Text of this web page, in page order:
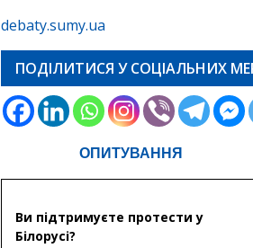
debaty.sumy.ua
ПОДІЛИТИСЯ У СОЦІАЛЬНИХ
ОПИТУВАННЯ
Ви підтримуєте протести у
Білорусі?